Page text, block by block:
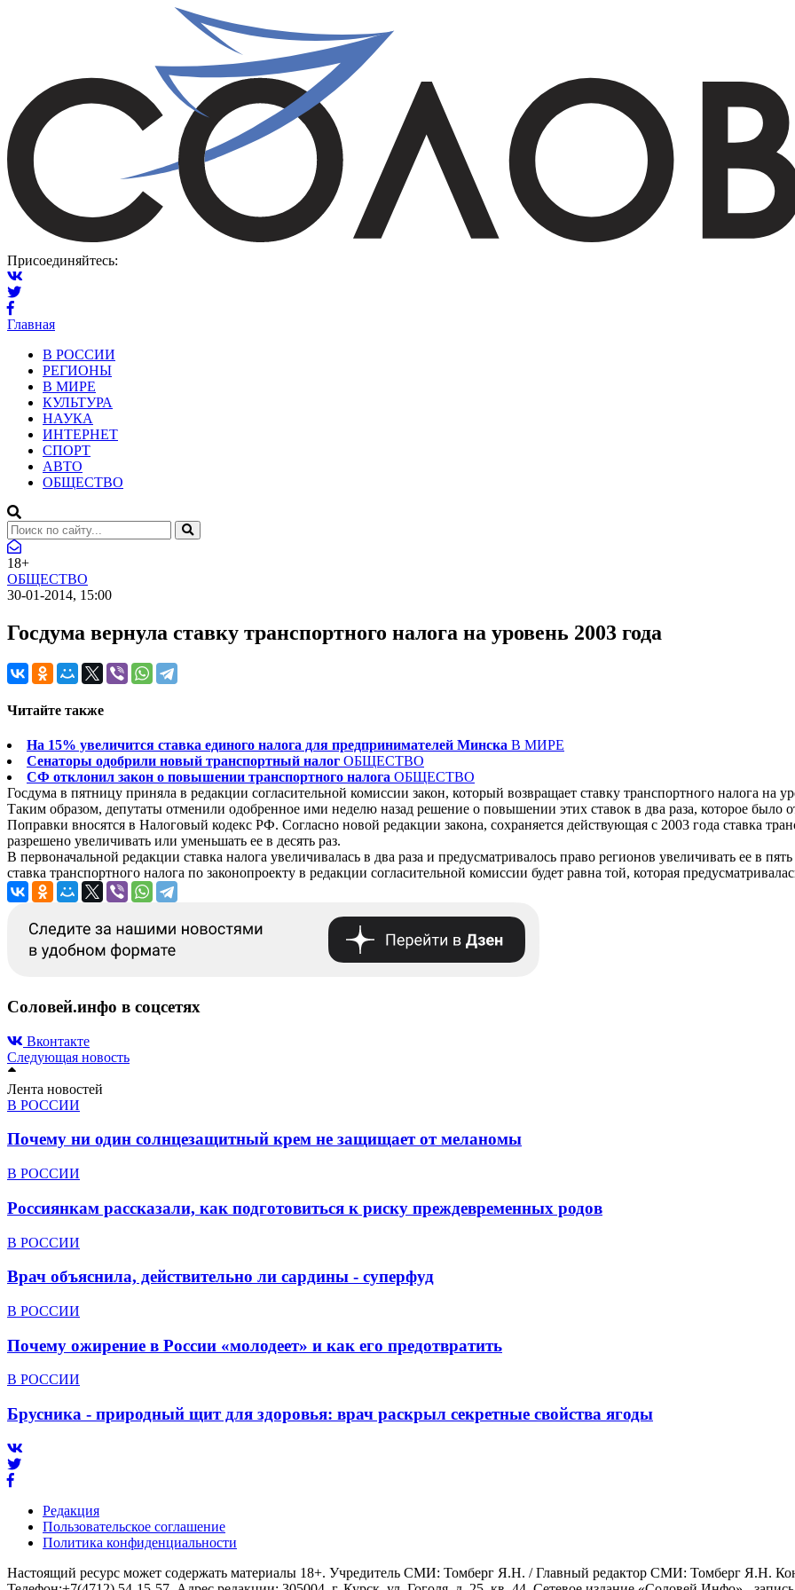
Присоединяйтесь:
Главная
В РОССИИ
РЕГИОНЫ
В МИРЕ
КУЛЬТУРА
НАУКА
ИНТЕРНЕТ
СПОРТ
АВТО
ОБЩЕСТВО
18+
ОБЩЕСТВО
30-01-2014, 15:00
Госдума вернула ставку транспортного налога на уровень 2003 года
Читайте также
На 15% увеличится ставка единого налога для предпринимателей Минска В МИРЕ
Сенаторы одобрили новый транспортный налог ОБЩЕСТВО
СФ отклонил закон о повышении транспортного налога ОБЩЕСТВО
Госдума в пятницу приняла в редакции согласительной комиссии закон, который возвращает ставку транспортного налога на
Таким образом, депутаты отменили одобренное ими неделю назад решение о повышении этих ставок в два раза, которое было
Поправки вносятся в Налоговый кодекс РФ. Согласно новой редакции закона, сохраняется действующая с 2003 года ставка
разрешено увеличивать или уменьшать ее в десять раз.
В первоначальной редакции ставка налога увеличивалась в два раза и предусматривалось право регионов увеличивать ее в
ставка транспортного налога по законопроекту в редакции согласительной комиссии будет равна той, которая
Соловей.инфо в соцсетях
Вконтакте
Следующая новость
Лента новостей
В РОССИИ
Почему ни один солнцезащитный крем не защищает от меланомы
В РОССИИ
Россиянкам рассказали, как подготовиться к риску преждевременных родов
В РОССИИ
Врач объяснила, действительно ли сардины - суперфуд
В РОССИИ
Почему ожирение в России «молодеет» и как его предотвратить
В РОССИИ
Брусника - природный щит для здоровья: врач раскрыл секретные свойства ягоды
Редакция
Пользовательское соглашение
Политика конфиденциальности
Настоящий ресурс может содержать материалы 18+. Учредитель СМИ: Томберг Я.Н. / Главный редактор СМИ: Томберг Я.Н.